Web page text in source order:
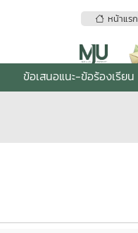
หน้าแรก
ข้อเสนอแนะ-ข้อร้องเรียน